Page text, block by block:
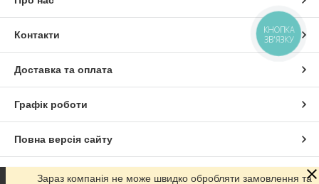
Контакти
Доставка та оплата
Графік роботи
Повна версія сайту
Сайт створено на маркетплейсі Prom.ua
Зараз компанія не може швидко обробляти замовлення та
КНОПКА
ЗВ'ЯЗКУ